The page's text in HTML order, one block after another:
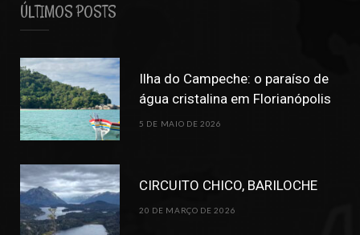
ÚLTIMOS POSTS
Ilha do Campeche: o paraíso de
água cristalina em Florianópolis
5 DE MAIO DE 2026
CIRCUITO CHICO, BARILOCHE
20 DE MARÇO DE 2026